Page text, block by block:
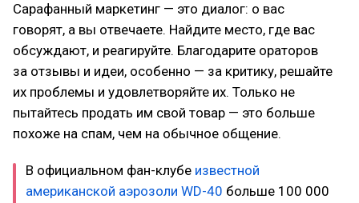
Сарафанный маркетинг — это диалог: о вас
говорят, а вы отвечаете. Найдите место, где вас
обсуждают, и реагируйте. Благодарите ораторов
за отзывы и идеи, особенно — за критику, решайте
их проблемы и удовлетворяйте их. Только не
пытайтесь продать им свой товар — это больше
похоже на спам, чем на обычное общение.
В официальном фан-клубе известной
американской аэрозоли WD-40 больше 100 000